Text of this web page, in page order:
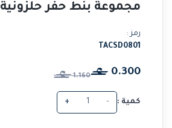
مجموعة بنط حفر حلزونية 8 قطع
رمز :
TACSD0801
0.300
1.160
كمية : -
+